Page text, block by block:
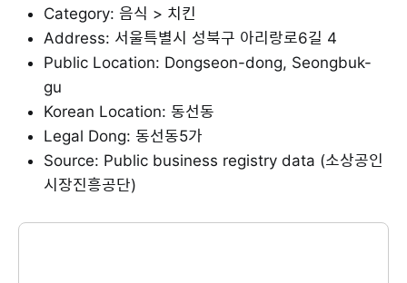
Category: 음식 > 치킨
Address: 서울특별시 성북구 아리랑로6길 4
Public Location: Dongseon-dong, Seongbuk-
gu
Korean Location: 동선동
Legal Dong: 동선동5가
Source: Public business registry data (소상공인
시장진흥공단)